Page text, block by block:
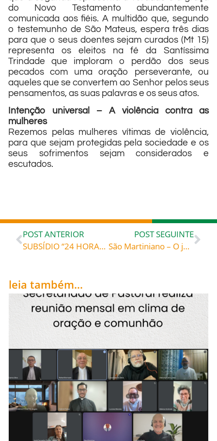
do Novo Testamento abundantemente
comunicada aos fiéis. A multidão que, segundo
o testemunho de São Mateus, espera três dias
para que o seus doentes sejam curados (Mt 15)
representa os eleitos na fé da Santíssima
Trindade que imploram o perdão dos seus
pecados com uma oração perseverante, ou
aqueles que se convertem ao Senhor pelos seus
pensamentos, as suas palavras e os seus atos.
Intenção universal – A violência contra as
mulheres
Rezemos pelas mulheres vítimas de violência,
para que sejam protegidas pela sociedade e os
seus sofrimentos sejam considerados e
escutados.
POST ANTERIOR
SUBSÍDIO “24 HORAS PARA O SENHOR” AJUDA OS CRISTÃOS NA ORAÇÃO PARA SE APROXIMAREM DO SACRAMENTO DA RECONCILIAÇÃO
POST SEGUINTE
São Martiniano – O jovem eremita, celebrado hoje, 13, roga por todos nós!
leia também...